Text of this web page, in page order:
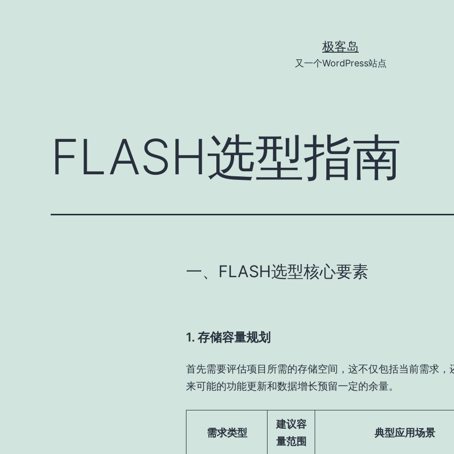
极客岛
又一个WordPress站点
FLASH选型指南
一、FLASH选型核心要素
1. 存储容量规划
首先需要评估项目所需的存储空间，这不仅包括当前需求，
来可能的功能更新和数据增长预留一定的余量。
需求类型
建议容
量范围
典型应用场景